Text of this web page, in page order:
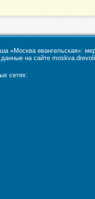
«Москва евангельская»:
на сайте
сетях: